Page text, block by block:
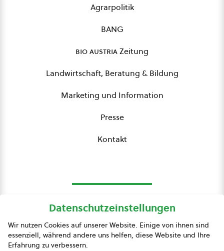
Agrarpolitik
BANG
bio austriaZeitung
Landwirtschaft, Beratung & Bildung
Marketing und Information
Presse
Kontakt
Presse
Datenschutzeinstellungen
Wir nutzen Cookies auf unserer Website. Einige von ihnen sind
essenziell, während andere uns helfen, diese Website und Ihre
Erfahrung zu verbessern.